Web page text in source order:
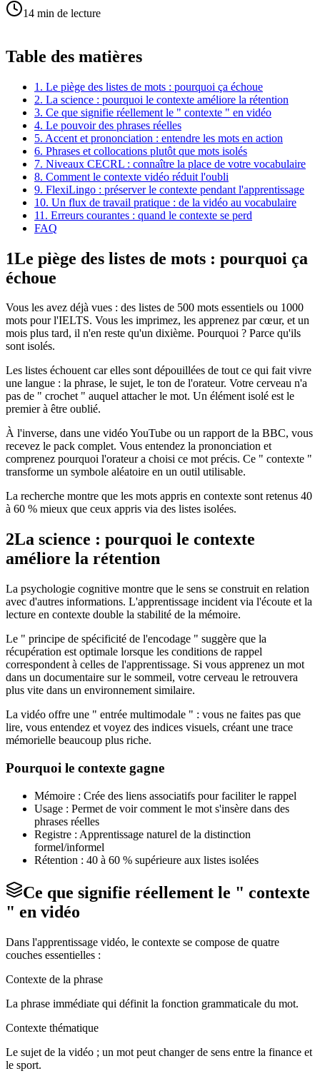
14 min de lecture
Table des matières
1. Le piège des listes de mots : pourquoi ça échoue
2. La science : pourquoi le contexte améliore la rétention
3. Ce que signifie réellement le " contexte " en vidéo
4. Le pouvoir des phrases réelles
5. Accent et prononciation : entendre les mots en action
6. Phrases et collocations plutôt que mots isolés
7. Niveaux CECRL : connaître la place de votre vocabulaire
8. Comment le contexte vidéo réduit l'oubli
9. FlexiLingo : préserver le contexte pendant l'apprentissage
10. Un flux de travail pratique : de la vidéo au vocabulaire
11. Erreurs courantes : quand le contexte se perd
FAQ
1Le piège des listes de mots : pourquoi ça
échoue
Vous les avez déjà vues : des listes de 500 mots essentiels ou 1000
mots pour l'IELTS. Vous les imprimez, les apprenez par cœur, et un
mois plus tard, il n'en reste qu'un dixième. Pourquoi ? Parce qu'ils
sont isolés.
Les listes échouent car elles sont dépouillées de tout ce qui fait vivre
une langue : la phrase, le sujet, le ton de l'orateur. Votre cerveau n'a
pas de " crochet " auquel attacher le mot. Un élément isolé est le
premier à être oublié.
À l'inverse, dans une vidéo YouTube ou un rapport de la BBC, vous
recevez le pack complet. Vous entendez la prononciation et
comprenez pourquoi l'orateur a choisi ce mot précis. Ce " contexte "
transforme un symbole aléatoire en un outil utilisable.
La recherche montre que les mots appris en contexte sont retenus 40
à 60 % mieux que ceux appris via des listes isolées.
2La science : pourquoi le contexte
améliore la rétention
La psychologie cognitive montre que le sens se construit en relation
avec d'autres informations. L'apprentissage incident via l'écoute et la
lecture en contexte double la stabilité de la mémoire.
Le " principe de spécificité de l'encodage " suggère que la
récupération est optimale lorsque les conditions de rappel
correspondent à celles de l'apprentissage. Si vous apprenez un mot
dans un documentaire sur le sommeil, votre cerveau le retrouvera
plus vite dans un environnement similaire.
La vidéo offre une " entrée multimodale " : vous ne faites pas que
lire, vous entendez et voyez des indices visuels, créant une trace
mémorielle beaucoup plus riche.
Pourquoi le contexte gagne
Mémoire : Crée des liens associatifs pour faciliter le rappel
Usage : Permet de voir comment le mot s'insère dans des
phrases réelles
Registre : Apprentissage naturel de la distinction
formel/informel
Rétention : 40 à 60 % supérieure aux listes isolées
Ce que signifie réellement le " contexte
" en vidéo
Dans l'apprentissage vidéo, le contexte se compose de quatre
couches essentielles :
Contexte de la phrase
La phrase immédiate qui définit la fonction grammaticale du mot.
Contexte thématique
Le sujet de la vidéo ; un mot peut changer de sens entre la finance et
le sport.